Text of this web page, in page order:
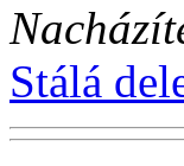
Stálá